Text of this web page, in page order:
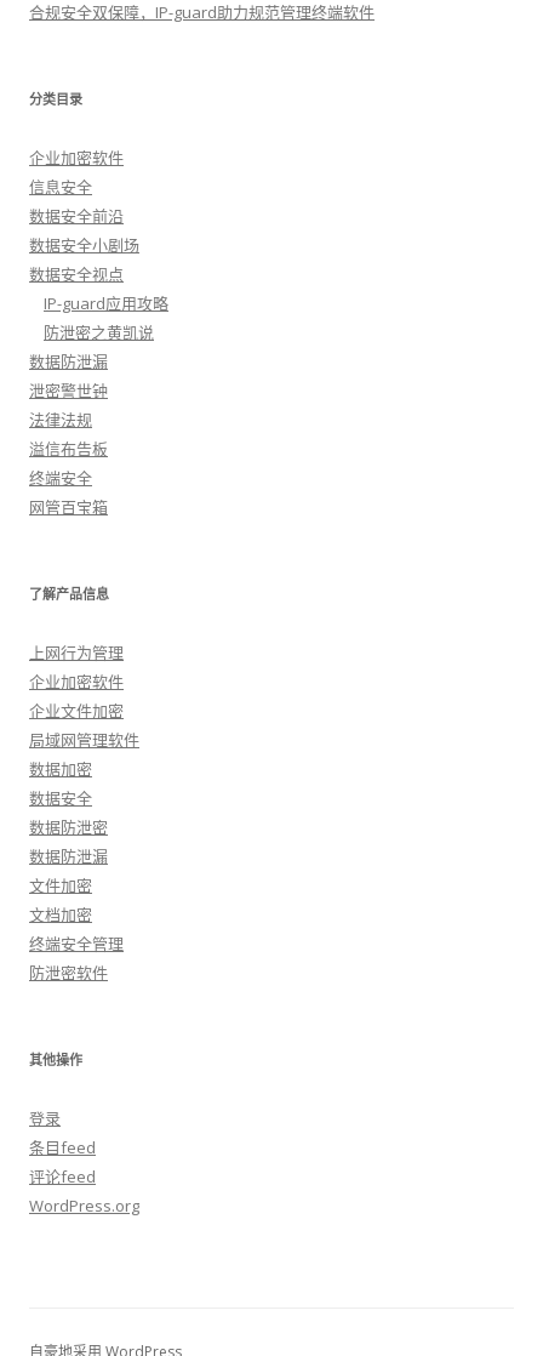
合规安全双保障，IP-guard助力规范管理终端软件
分类目录
企业加密软件
信息安全
数据安全前沿
数据安全小剧场
数据安全视点
IP-guard应用攻略
防泄密之黄凯说
数据防泄漏
泄密警世钟
法律法规
溢信布告板
终端安全
网管百宝箱
了解产品信息
上网行为管理
企业加密软件
企业文件加密
局域网管理软件
数据加密
数据安全
数据防泄密
数据防泄漏
文件加密
文档加密
终端安全管理
防泄密软件
其他操作
登录
条目feed
评论feed
WordPress.org
自豪地采用 WordPress